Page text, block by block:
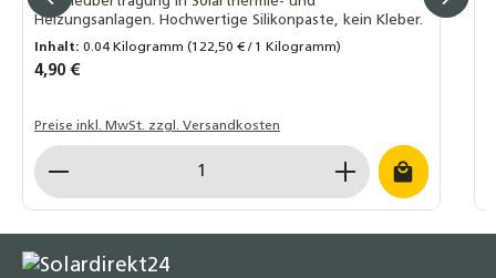
Heizungsanlagen. Hochwertige Silikonpaste, kein Kleber.
Inhalt:0.04 Kilogramm(122,50 € / 1 Kilogramm)
Regulärer Preis:
4,90 €
Preise inkl. MwSt. zzgl. Versandkosten
Produkt Anzahl: Gib den gewünschten Wert